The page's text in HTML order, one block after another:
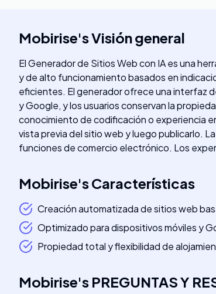
Mobirise'sVisión general
El Generador de Sitios Web con IA es una
y de alto funcionamiento basados ​​en
eficientes. El generador ofrece una interfaz
y Google, y los usuarios conservan la
conocimiento de codificación o experiencia
vista previa del sitio web y luego publicarlo.
funciones de comercio electrónico. Los
Mobirise'sCaracterísticas
Creación automatizada de sitios web
Optimizado para dispositivos móviles y
Propiedad total y flexibilidad de
Mobirise's PREGUNTAS Y